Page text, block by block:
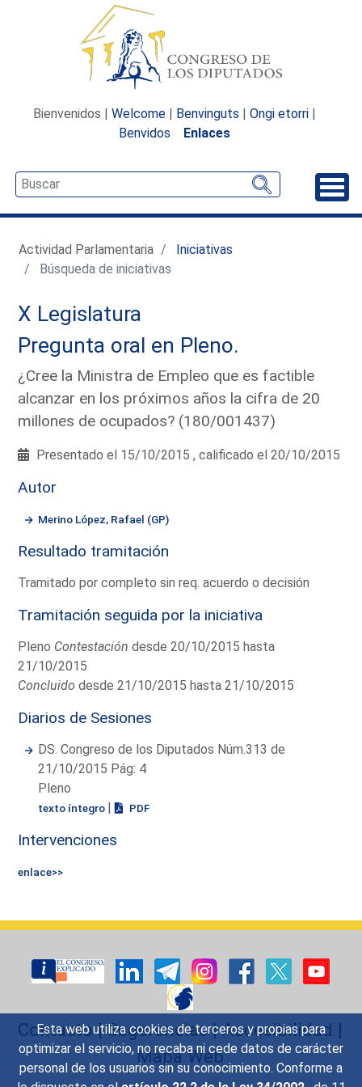
Esta web utiliza cookies de terceros y propias para
optimizar el servicio, no recaba ni cede datos de carácter
personal de los usuarios sin su conocimiento. Conforme a
Bienvenidos | Welcome | Benvinguts | Ongi etorri |
Benvidos
Enlaces
Actividad Parlamentaria
Iniciativas
Búsqueda de iniciativas
X Legislatura
Pregunta oral en Pleno.
¿Cree la Ministra de Empleo que es factible
alcanzar en los próximos años la cifra de 20
millones de ocupados? (180/001437)
Presentado el 15/10/2015 , calificado el 20/10/2015
Autor
Merino López, Rafael (GP)
Resultado tramitación
Tramitado por completo sin req. acuerdo o decisión
Tramitación seguida por la iniciativa
Pleno Contestación desde 20/10/2015 hasta
21/10/2015
Concluido desde 21/10/2015 hasta 21/10/2015
Diarios de Sesiones
DS. Congreso de los Diputados Núm.313 de
21/10/2015 Pág: 4
Pleno
texto íntegro | PDF
Intervenciones
enlace>>
Contacto|Sugerencias|Accesibilidad |
Mapa Web